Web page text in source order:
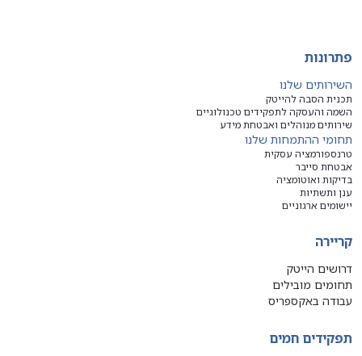
פתרונות
השירותים שלנו
תכנית הסבה להייטק
השמה והעסקה לתפקידים טכנולוגיים
שירותים מנוהלים ואבטחת מידע
תחומי ההתמחות שלנו
טרנספורמציה עסקית
אבטחת סייבר
בדיקות ואוטומציה
ענן ותשתיות
יישומים ארגוניים
קריירה
דרושים הייטק
תחומים מובילים
עבודה באקספריס
תפקידים חמים